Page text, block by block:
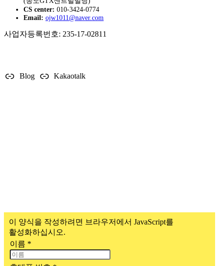
CS center: 010-3424-0774
Email: ojw1011@naver.com
사업자등록번호: 235-17-02811
Blog Kakaotalk
이 양식을 작성하려면 브라우저에서 JavaScript를
활성화하십시오.
이름 *